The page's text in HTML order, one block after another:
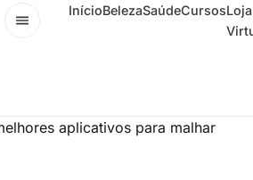
Menu InícioBelezaSaúdeCursosLoja
aplicativos para malhar